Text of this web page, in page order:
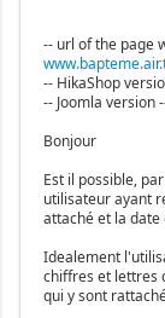
-- url of the page
-- HikaShop
-- Joomla version
Bonjour
Est il possible,
utilisateur ayant
attaché et la date
Idealement
chiffres et lettres
qui y sont